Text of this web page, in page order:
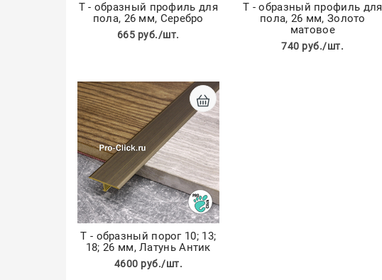
Т - образный профиль для
пола, 26 мм, Серебро
665 руб./шт.
Т - образный профиль для
пола, 26 мм, Золото
матовое
740 руб./шт.
Т - образный порог 10; 13;
18; 26 мм, Латунь Антик
4600 руб./шт.